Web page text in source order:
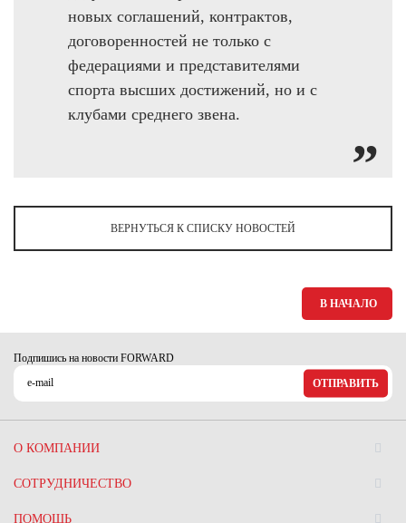
новых соглашений, контрактов,
договоренностей не только с
федерациями и представителями
спорта высших достижений, но и с
клубами среднего звена.
ВЕРНУТЬСЯ К СПИСКУ НОВОСТЕЙ
В НАЧАЛО
Подпишись на новости FORWARD
ОТПРАВИТЬ
О КОМПАНИИ
СОТРУДНИЧЕСТВО
ПОМОЩЬ